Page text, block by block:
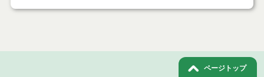
ページトップ